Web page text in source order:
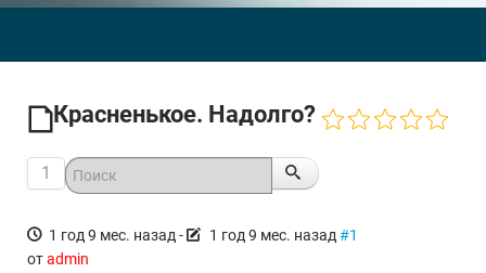
Красненькое. Надолго?
1
1 год 9 мес. назад - 1 год 9 мес. назад #1
отadmin